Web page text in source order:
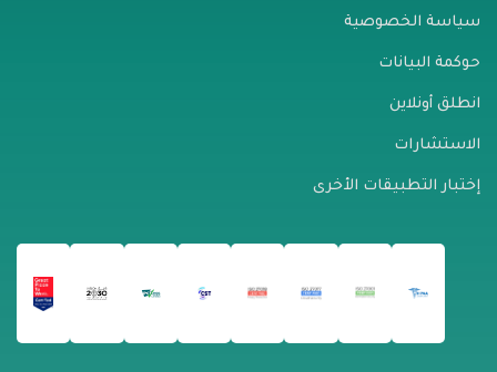
سياسة الخصوصية
حوكمة البيانات
انطلق أونلاين
الاستشارات
إختبار التطبيقات الأخرى